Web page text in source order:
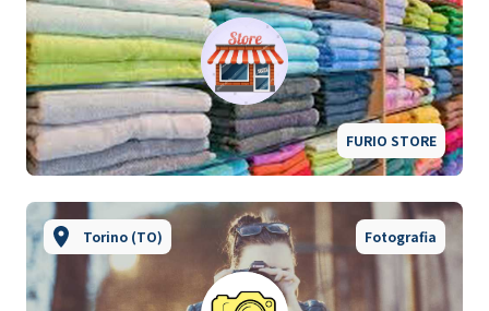
FURIO STORE
Torino (TO) Fotografia